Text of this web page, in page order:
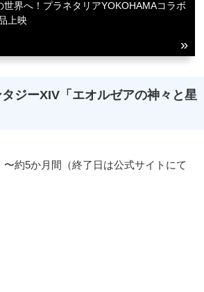
世界へ！プラネタリアYOKOHAMAコラボ
上映
ジーXIV「エオルゼアの神々と星
〜約5か月間（終了日は公式サイトにて